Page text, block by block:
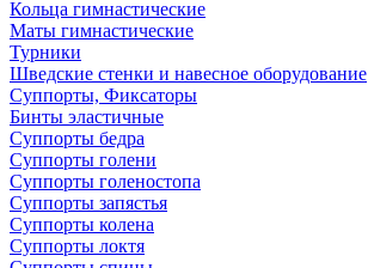
Кольца гимнастические
Маты гимнастические
Турники
Шведские стенки и навесное оборудование
Суппорты, Фиксаторы
Бинты эластичные
Суппорты бедра
Суппорты голени
Суппорты голеностопа
Суппорты запястья
Суппорты колена
Суппорты локтя